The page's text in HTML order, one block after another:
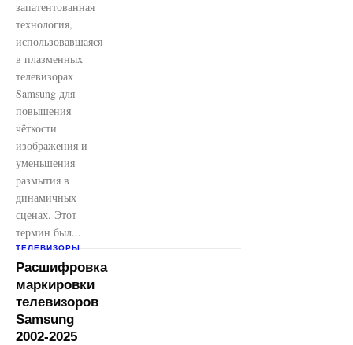
запатентованная
технология,
использовавшаяся
в плазменных
телевизорах
Samsung для
повышения
чёткости
изображения и
уменьшения
размытия в
динамичных
сценах. Этот
термин был...
ТЕЛЕВИЗОРЫ
Расшифровка
маркировки
телевизоров
Samsung
2002-2025